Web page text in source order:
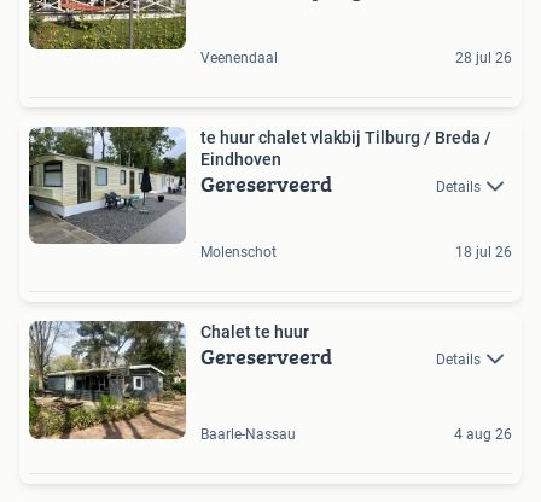
Veenendaal 28 jul 26
te huur chalet vlakbij Tilburg / Breda /
Eindhoven
Gereserveerd Details
Molenschot 18 jul 26
Chalet te huur
Gereserveerd Details
Baarle-Nassau 4 aug 26